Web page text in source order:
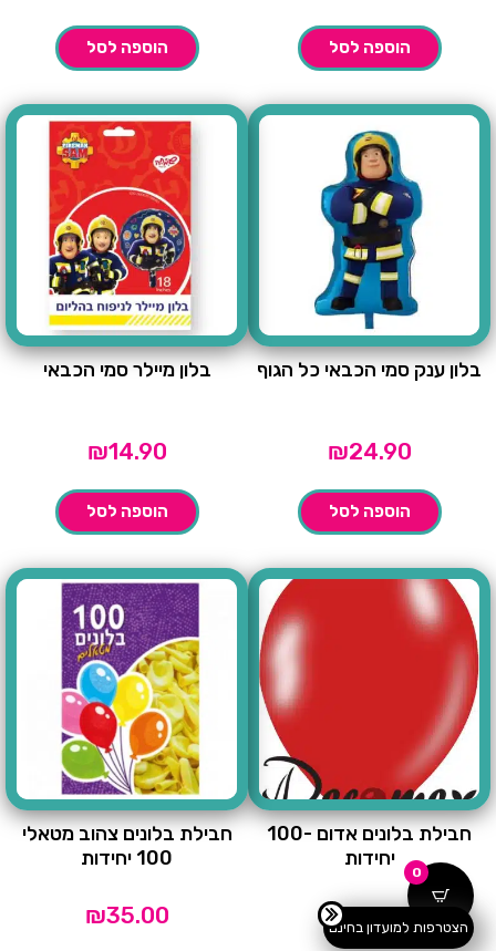
הוספה לסל הוספה לסל
בלון ענק סמי הכבאי כל הגוף
₪24.90
הוספה לסל
בלון מיילר סמי הכבאי
₪14.90
הוספה לסל
חבילת בלונים אדום -100
יחידות
₪45.00
חבילת בלונים צהוב מטאלי
100 יחידות
₪35.00
0
הצטרפות למועדון בחינם